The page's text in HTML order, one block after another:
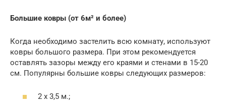
Большие ковры (от 6м² и более)
Когда необходимо застелить всю комнату, используют
ковры большого размера. При этом рекомендуется
оставлять зазоры между его краями и стенами в 15-20
см. Популярны большие ковры следующих размеров:
2 x 3,5 м.;